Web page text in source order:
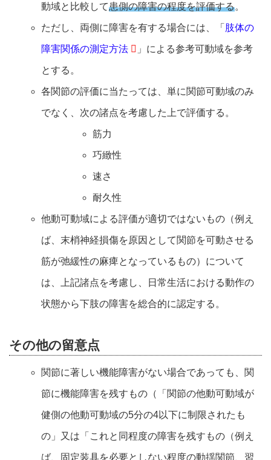
動域と比較して患側の障害の程度を評価する。
ただし、両側に障害を有する場合には、「 肢体の
障害関係の測定方法 」による参考可動域を参考
とする。
各関節の評価に当たっては、単に関節可動域のみ
でなく、次の諸点を考慮した上で評価する。
筋力
巧緻性
速さ
耐久性
他動可動域による評価が適切ではないもの（例え
ば、末梢神経損傷を原因として関節を可動させる
筋が弛緩性の麻痺となっているもの）について
は、上記諸点を考慮し、日常生活における動作の
状態から下肢の障害を総合的に認定する。
その他の留意点
関節に著しい機能障害がない場合であっても、関
節に機能障害を残すもの（「関節の他動可動域が
健側の他動可動域の5分の4以下に制限されたも
の」又は「これと同程度の障害を残すもの（例え
ば、固定装具を必要としない程度の動揺関節、習